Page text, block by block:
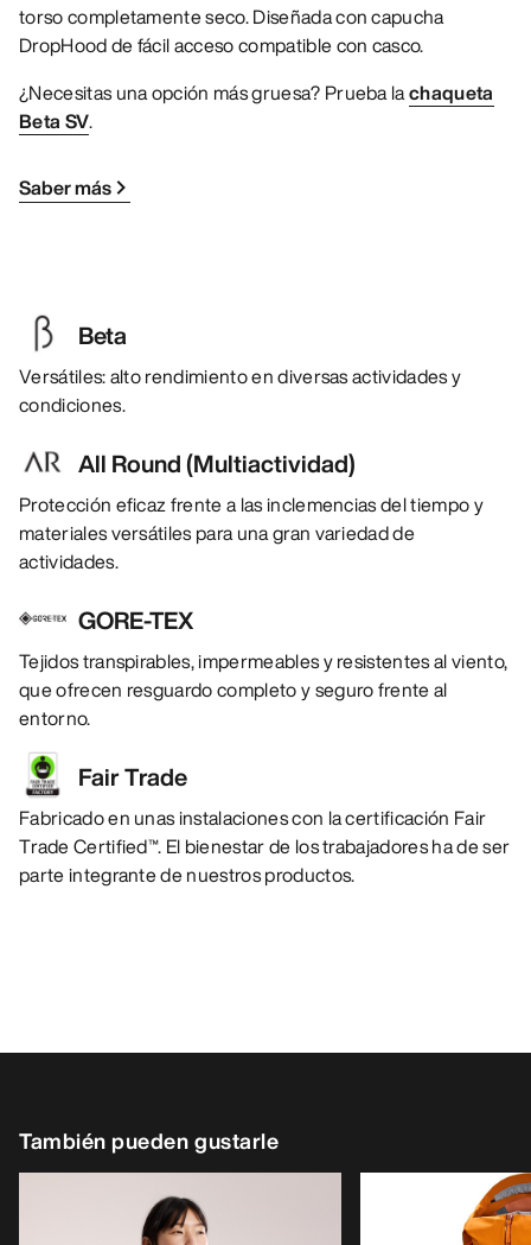
torso completamente seco. Diseñada con capucha
DropHood de fácil acceso compatible con casco.
¿Necesitas una opción más gruesa? Prueba lachaqueta
Beta SV.
Saber más
Beta
Versátiles: alto rendimiento en diversas actividades y
condiciones.
All Round (Multiactividad)
Protección eficaz frente a las inclemencias del tiempo y
materiales versátiles para una gran variedad de
actividades.
GORE-TEX
Tejidos transpirables, impermeables y resistentes al viento,
que ofrecen resguardo completo y seguro frente al
entorno.
Fair Trade
Fabricado en unas instalaciones con la certificación Fair
Trade Certified™. El bienestar de los trabajadores ha de ser
parte integrante de nuestros productos.
También pueden gustarle